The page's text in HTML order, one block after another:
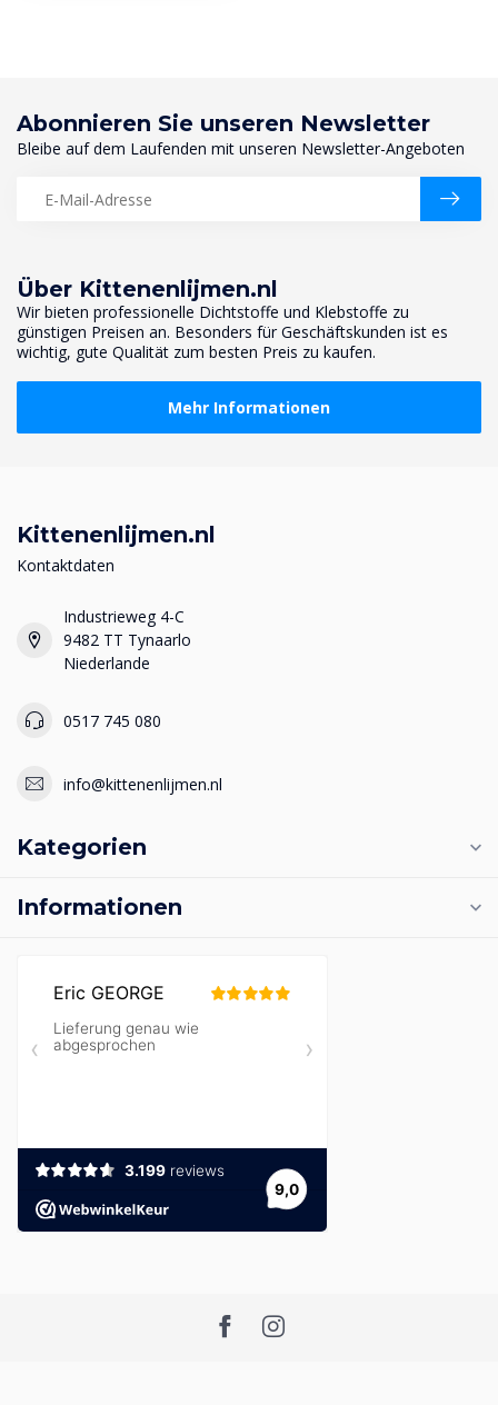
Über Kittenenlijmen.nl
Wir bieten professionelle Dichtstoffe und Klebstoffe zu
günstigen Preisen an. Besonders für Geschäftskunden ist es
wichtig, gute Qualität zum besten Preis zu kaufen.
Mehr Informationen
Abonnieren Sie unseren Newsletter
Bleibe auf dem Laufenden mit unseren Newsletter-Angeboten
Kittenenlijmen.nl
Kontaktdaten
Industrieweg 4-C
9482 TT Tynaarlo
Niederlande
0517 745 080
info@kittenenlijmen.nl
Kategorien
Informationen